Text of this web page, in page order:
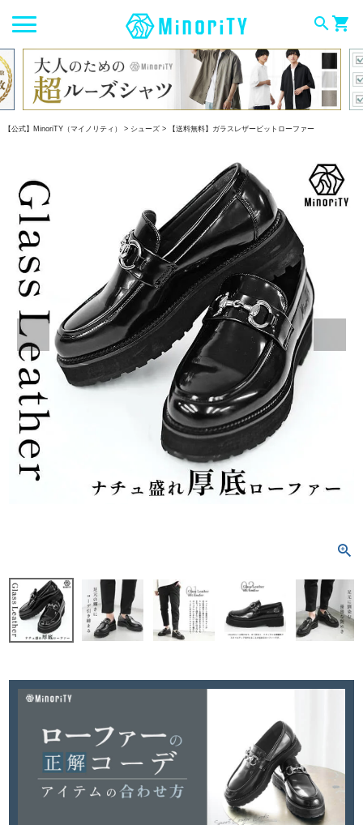
searchshopping_cart
【公式】MinoriTY（マイノリティ） シューズ 【送料無料】ガラスレザービットローファー